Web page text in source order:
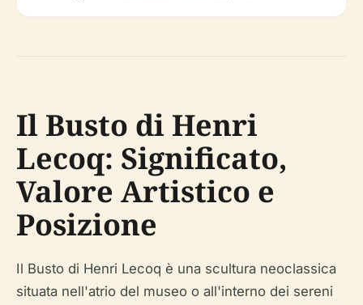
Il Busto di Henri
Lecoq: Significato,
Valore Artistico e
Posizione
Il Busto di Henri Lecoq è una scultura neoclassica
situata nell'atrio del museo o all'interno dei sereni